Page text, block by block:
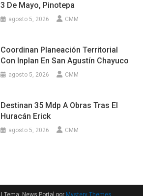
3 De Mayo, Pinotepa
agosto 5, 2026 CMM
Coordinan Planeación Territorial
Con Inplan En San Agustín Chayuco
agosto 5, 2026 CMM
Destinan 35 Mdp A Obras Tras El
Huracán Erick
agosto 5, 2026 CMM
| Tema: News Portal por Mystery Themes